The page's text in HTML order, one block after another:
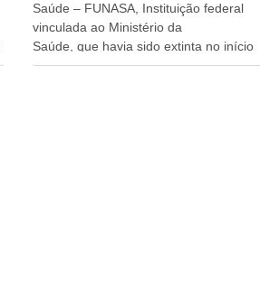
Saúde – FUNASA, Instituição federal
vinculada ao Ministério da
Saúde, que havia sido extinta no início
do terceiro governo do